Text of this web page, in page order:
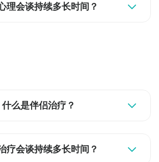
理会谈持续多长时间？
什么是伴侣治疗？
疗会谈持续多长时间？